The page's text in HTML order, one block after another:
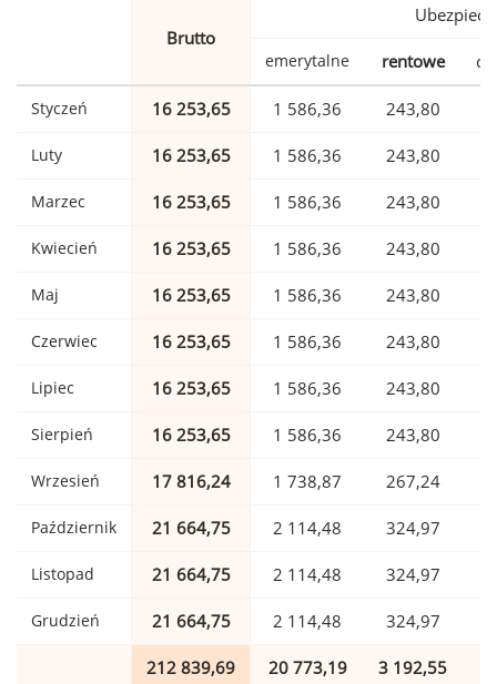
Brutto
emerytalne rentowe
Styczeń 16 253,65 1 586,36 243,80
Luty 16 253,65 1 586,36 243,80
Marzec 16 253,65 1 586,36 243,80
Kwiecień 16 253,65 1 586,36 243,80
Maj 16 253,65 1 586,36 243,80
Czerwiec 16 253,65 1 586,36 243,80
Lipiec 16 253,65 1 586,36 243,80
Sierpień 16 253,65 1 586,36 243,80
Wrzesień 17 816,24 1 738,87 267,24
Październik 21 664,75 2 114,48 324,97
Listopad 21 664,75 2 114,48 324,97
Grudzień 21 664,75 2 114,48 324,97
212 839,69 20 773,19 3 192,55